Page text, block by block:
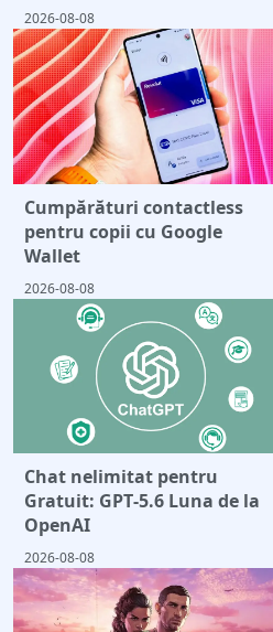
2026-08-08
Cumpărături contactless
pentru copii cu Google
Wallet
2026-08-08
Chat nelimitat pentru
Gratuit: GPT‑5.6 Luna de la
OpenAI
2026-08-08